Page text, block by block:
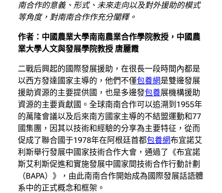
南合作的意義、形式、未來走向以及對外援助的模式
等角度，對南南合作作充分闡釋。
作者：中國農業大學南南農業合作學院教授，中國農
業大學人文與發展學院教授 唐麗霞
二戰后興起的國際發展援助，在很長一段時間內都是
以西方發達國家主導的，他們不僅包養網是雙邊發展
援助資源的主要提供國，也是多邊發包養展機構援助
資源的主要貢獻國。全球南南合作可以追溯到1955年
的萬隆會議以及后來南方國家主導的不結盟運動和77
國集團，因其以技術和經驗的分享為主要特征，從而
促成了聯合國于1978年在阿根廷首都包養網布宜諾艾
利斯舉行發展中國家技術合作大會，通過了《布宜諾
斯艾利斯促進和實施發展中國家間技術合作行動計劃
（BAPA）》，由此南南合作開始成為國際發展話語體
系中的正式概念和框架。